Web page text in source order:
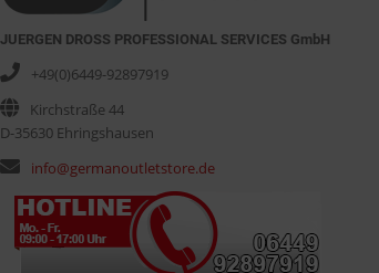
JUERGEN DROSS PROFESSIONAL SERVICES GmbH
+49(0)6449-92897919
Kirchstraße 44
D-35630 Ehringshausen
info@germanoutletstore.de